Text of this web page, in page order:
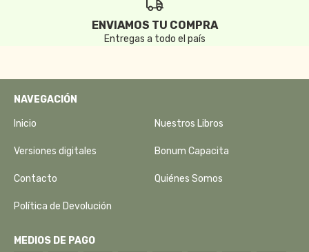
ENVIAMOS TU COMPRA
Entregas a todo el país
NAVEGACIÓN
Inicio Nuestros Libros
Versiones digitales Bonum Capacita
Contacto Quiénes Somos
Política de Devolución
MEDIOS DE PAGO